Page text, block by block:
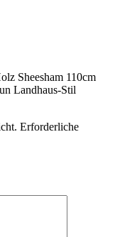
Sheesham 110cm
Landhaus-Stil
Erforderliche